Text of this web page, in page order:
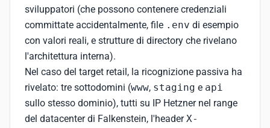
sviluppatori (che possono contenere credenziali
committate accidentalmente, file .env di esempio
con valori reali, e strutture di directory che rivelano
l'architettura interna).
Nel caso del target retail, la ricognizione passiva ha
rivelato: tre sottodomini (www, staging e api
sullo stesso dominio), tutti su IP Hetzner nel range
del datacenter di Falkenstein, l'headerX-